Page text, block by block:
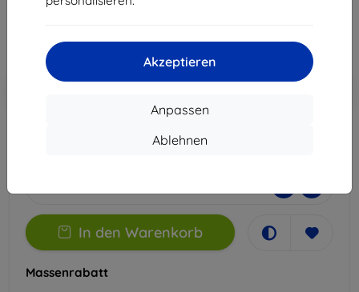
Akzeptieren
Anpassen
Ablehnen
20,61 €
ohne MWSt17,32 €
Rabatt mit Gutschein
In den
In den Warenkorb
Massenrabatt